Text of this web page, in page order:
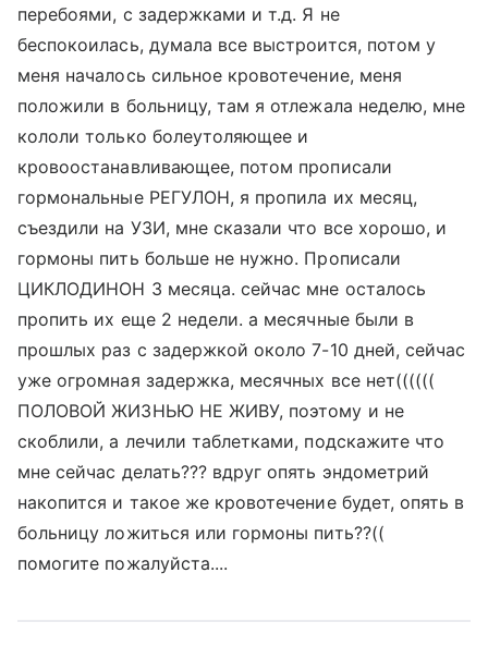
перебоями, с задержками и т.д. Я не
беспокоилась, думала все выстроится, потом у
меня началось сильное кровотечение, меня
положили в больницу, там я отлежала неделю, мне
кололи только болеутоляющее и
кровоостанавливающее, потом прописали
гормональные РЕГУЛОН, я пропила их месяц,
съездили на УЗИ, мне сказали что все хорошо, и
гормоны пить больше не нужно. Прописали
ЦИКЛОДИНОН 3 месяца. сейчас мне осталось
пропить их еще 2 недели. а месячные были в
прошлых раз с задержкой около 7-10 дней, сейчас
уже огромная задержка, месячных все нет((((((
ПОЛОВОЙ ЖИЗНЬЮ НЕ ЖИВУ, поэтому и не
скоблили, а лечили таблетками, подскажите что
мне сейчас делать??? вдруг опять эндометрий
накопится и такое же кровотечение будет, опять в
больницу ложиться или гормоны пить??((
помогите пожалуйста....